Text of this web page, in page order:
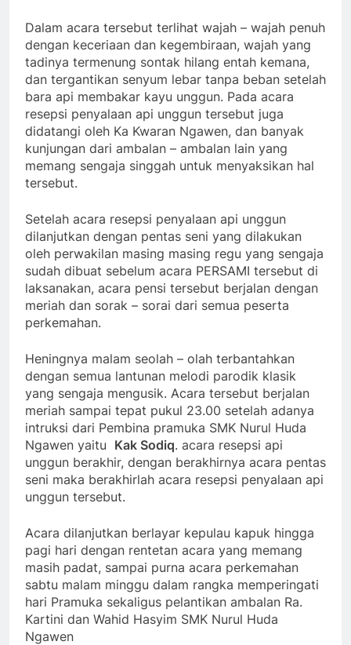
Dalam acara tersebut terlihat wajah – wajah penuh
dengan keceriaan dan kegembiraan, wajah yang
tadinya termenung sontak hilang entah kemana,
dan tergantikan senyum lebar tanpa beban setelah
bara api membakar kayu unggun. Pada acara
resepsi penyalaan api unggun tersebut juga
didatangi oleh Ka Kwaran Ngawen, dan banyak
kunjungan dari ambalan – ambalan lain yang
memang sengaja singgah untuk menyaksikan hal
tersebut.
Setelah acara resepsi penyalaan api unggun
dilanjutkan dengan pentas seni yang dilakukan
oleh perwakilan masing masing regu yang sengaja
sudah dibuat sebelum acara PERSAMI tersebut di
laksanakan, acara pensi tersebut berjalan dengan
meriah dan sorak – sorai dari semua peserta
perkemahan.
Heningnya malam seolah – olah terbantahkan
dengan semua lantunan melodi parodik klasik
yang sengaja mengusik. Acara tersebut berjalan
meriah sampai tepat pukul 23.00 setelah adanya
intruksi dari Pembina pramuka SMK Nurul Huda
Ngawen yaitu Kak Sodiq. acara resepsi api
unggun berakhir, dengan berakhirnya acara pentas
seni maka berakhirlah acara resepsi penyalaan api
unggun tersebut.
Acara dilanjutkan berlayar kepulau kapuk hingga
pagi hari dengan rentetan acara yang memang
masih padat, sampai purna acara perkemahan
sabtu malam minggu dalam rangka memperingati
hari Pramuka sekaligus pelantikan ambalan Ra.
Kartini dan Wahid Hasyim SMK Nurul Huda
Ngawen